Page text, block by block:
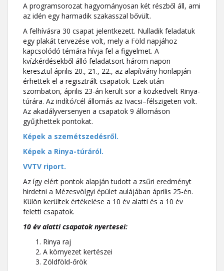
A programsorozat hagyományosan két részből áll, ami
az idén egy harmadik szakasszal bővült.
A felhívásra 30 csapat jelentkezett. Nulladik feladatuk
egy plakát tervezése volt, mely a Föld napjához
kapcsolódó témára hívja fel a figyelmet. A
kvízkérdésekből álló feladatsort három napon
keresztül április 20., 21., 22., az alapítvány honlapján
érhettek el a regisztrált csapatok. Ezek után
szombaton, április 23-án került sor a közkedvelt Rinya-
túrára. Az indító/cél állomás az Ivacsi–félszigeten volt.
Az akadályversenyen a csapatok 9 állomáson
gyűjthettek pontokat.
Képek a szemétszedésről.
Képek a Rinya-túráról.
VVTV riport.
Az így elért pontok alapján tudott a zsűri eredményt
hirdetni a Mézesvölgyi épület aulájában április 25-én.
Külön kerültek értékelése a 10 év alatti és a 10 év
feletti csapatok.
10 év alatti csapatok nyertesei:
Rinya raj
A környezet kertészei
Zöldföld-őrök